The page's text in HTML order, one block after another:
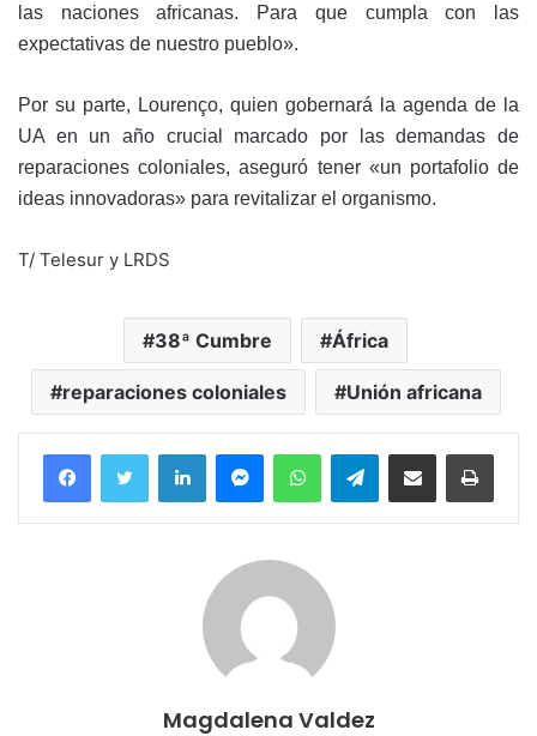
las naciones africanas. Para que cumpla con las
expectativas de nuestro pueblo».
Por su parte, Lourenço, quien gobernará la agenda de la
UA en un año crucial marcado por las demandas de
reparaciones coloniales, aseguró tener «un portafolio de
ideas innovadoras» para revitalizar el organismo.
T/ Telesur y LRDS
38ª Cumbre África
reparaciones coloniales Unión africana
FacebookTwitter LinkedInMessengerWhatsAppTelegramCompartir por correo electrónico
Magdalena Valdez